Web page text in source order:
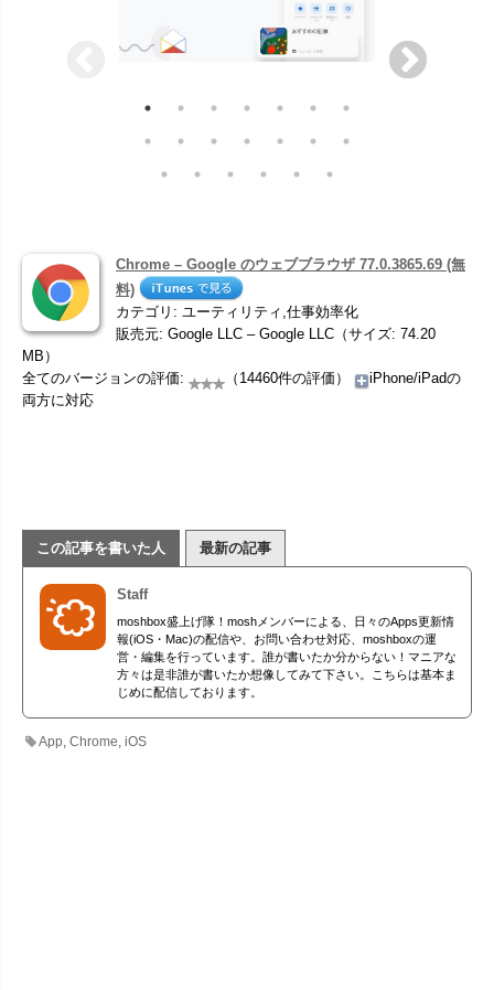
Chrome – Google のウェブブラウザ 77.0.3865.69 (無
料)
カテゴリ: ユーティリティ,仕事効率化
販売元: Google LLC – Google LLC（サイズ: 74.20
MB）
全てのバージョンの評価:
（14460件の評価）
iPhone/iPadの
両方に対応
この記事を書いた人 最新の記事
Staff
moshbox盛上げ隊！moshメンバーによる、日々のApps更新情
報(iOS・Mac)の配信や、お問い合わせ対応、moshboxの運
営・編集を行っています。誰が書いたか分からない！マニアな
方々は是非誰が書いたか想像してみて下さい。こちらは基本ま
じめに配信しております。
App,Chrome,iOS